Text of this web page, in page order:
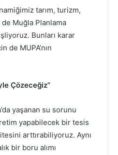
tarım, turizm,
Muğla Planlama
Bunları karar
MUPA’nın
Çözeceğiz”
yaşanan su sorunu
yapabilecek bir tesis
arttırabiliyoruz. Aynı
bir boru alımı